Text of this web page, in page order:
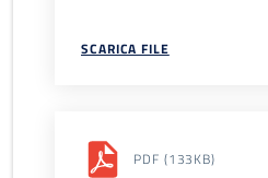
SCARICA FILE
PDF (133KB)